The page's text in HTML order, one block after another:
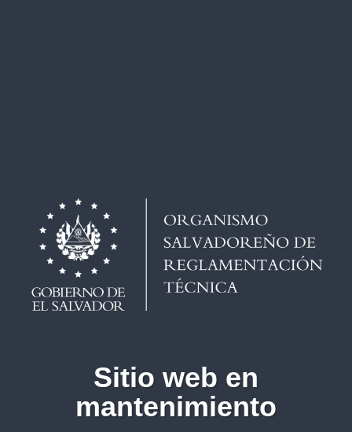
Sitio web en
mantenimiento